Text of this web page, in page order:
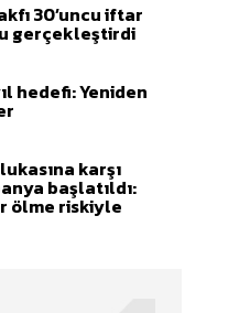
30’uncu iftar
gerçekleştirdi
hedefi: Yeniden
karşı
başlatıldı:
ölme riskiyle